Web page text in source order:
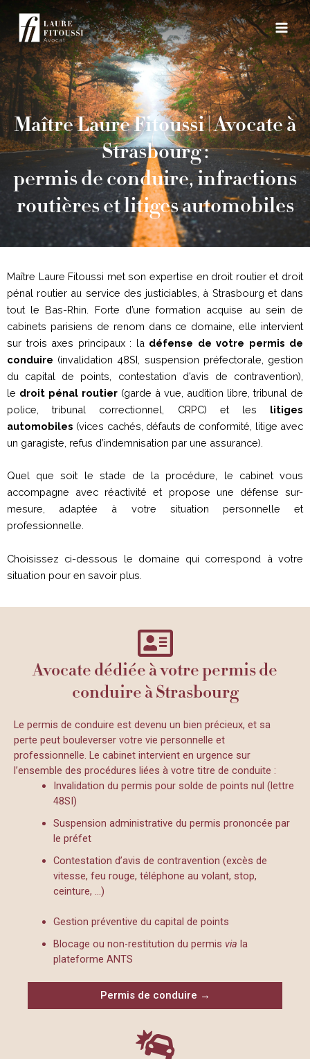
contenu
Main
Maître Laure Fitoussi | Avocate à
Strasbourg :
permis de conduire, infractions
routières et litiges automobiles
Maître Laure Fitoussi met son expertise en droit routier et droit
pénal routier au service des justiciables, à Strasbourg et dans
tout le Bas-Rhin. Forte d’une formation acquise au sein de
cabinets parisiens de renom dans ce domaine, elle intervient
sur trois axes principaux : la défense de votre permis de
conduire (invalidation 48SI, suspension préfectorale, gestion
du capital de points, contestation d’avis de contravention),
le droit pénal routier (garde à vue, audition libre, tribunal de
police, tribunal correctionnel, CRPC) et les litiges
automobiles (vices cachés, défauts de conformité, litige avec
un garagiste, refus d’indemnisation par une assurance).
Quel que soit le stade de la procédure, le cabinet vous
accompagne avec réactivité et propose une défense sur-
mesure, adaptée à votre situation personnelle et
professionnelle.
Choisissez ci-dessous le domaine qui correspond à votre
situation pour en savoir plus.
Avocate dédiée à votre permis de
conduire à Strasbourg
Le permis de conduire est devenu un bien précieux, et sa
perte peut bouleverser votre vie personnelle et
professionnelle. Le cabinet intervient en urgence sur
l’ensemble des procédures liées à votre titre de conduite :
Invalidation du permis pour solde de points nul (lettre
48SI)
Suspension administrative du permis prononcée par
le préfet
Contestation d’avis de contravention (excès de
vitesse, feu rouge, téléphone au volant, stop,
ceinture, …)
Gestion préventive du capital de points
Blocage ou non-restitution du permis via la
plateforme ANTS
Permis de conduire →